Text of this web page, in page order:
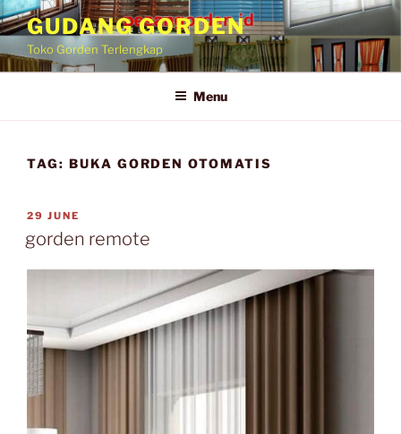
GUDANG GORDEN
Toko Gorden Terlengkap
Menu
TAG: BUKA GORDEN OTOMATIS
29 JUNE
gorden remote